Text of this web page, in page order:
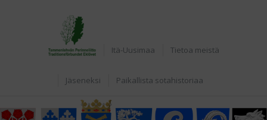
Itä-Uusimaa Tietoa meistä
Jäseneksi Paikallista sotahistoriaa